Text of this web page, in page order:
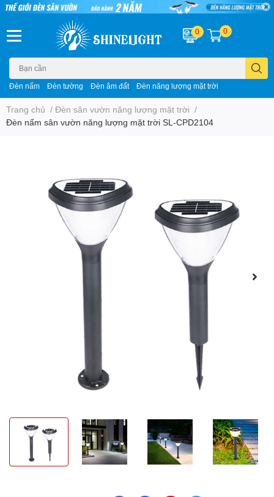
Đèn nấm Đèn tường Đèn âm đất Đèn năng lượng mặt trời
0 0
Trang chủ / Đèn sân vườn năng lượng mặt trời /
Đèn nấm sân vườn năng lượng mặt trời SL-CPD2104